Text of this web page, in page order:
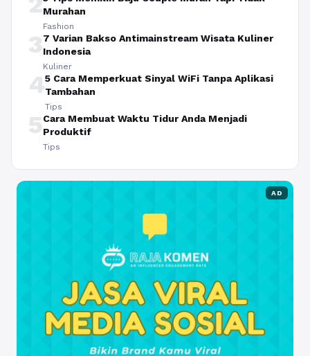
Murahan
Fashion
37 Varian Bakso Antimainstream Wisata Kuliner
Indonesia
Kuliner
45 Cara Memperkuat Sinyal WiFi Tanpa Aplikasi
Tambahan
Tips
5Cara Membuat Waktu Tidur Anda Menjadi
Produktif
Tips
AD